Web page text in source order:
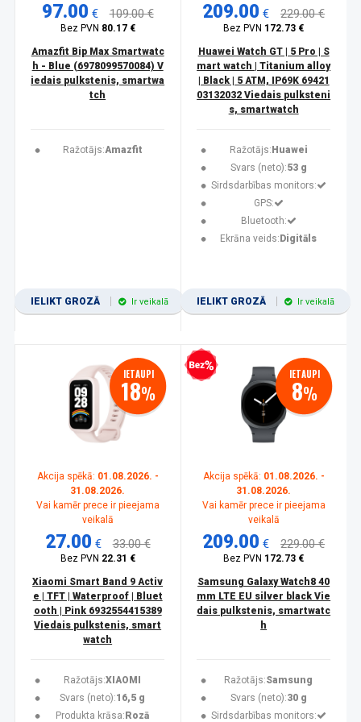
97.00 € 109.00 €
Bez PVN 80.17 €
Amazfit Bip Max Smartwatc
h - Blue (6978099570084) V
iedais pulkstenis, smartwa
tch
Ražotājs:Amazfit
IELIKT GROZĀ Ir veikalā
209.00 € 229.00 €
Bez PVN 172.73 €
Huawei Watch GT | 5 Pro | S
mart watch | Titanium alloy
| Black | 5 ATM, IP69K 69421
03132032 Viedais pulksteni
s, smartwatch
Ražotājs: Huawei
Svars (neto):53 g
Sirdsdarbības monitors:
GPS:
Bluetooth:
Ekrāna veids: Digitāls
IELIKT GROZĀ Ir veikalā
IETAUPI
18%
Akcija spēkā: 01.08.2026. -
31.08.2026.
Vai kamēr prece ir pieejama
veikalā
27.00 € 33.00 €
Bez PVN 22.31 €
Xiaomi Smart Band 9 Activ
e | TFT | Waterproof | Bluet
ooth | Pink 6932554415389
Viedais pulkstenis, smart
watch
Ražotājs:XIAOMI
Svars (neto):16,5 g
Produkta krāsa: Rozā
Bezprocentu kredīts IETAUPI
8%
Akcija spēkā: 01.08.2026. -
31.08.2026.
Vai kamēr prece ir pieejama
veikalā
209.00 € 229.00 €
Bez PVN 172.73 €
Samsung Galaxy Watch8 40
mm LTE EU silver black Vie
dais pulkstenis, smartwatc
h
Ražotājs:Samsung
Svars (neto):30 g
Sirdsdarbības monitors: